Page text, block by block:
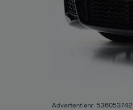
Advertentienr: 536053742